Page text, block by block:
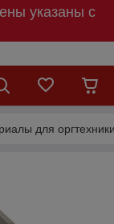
указаны c
для